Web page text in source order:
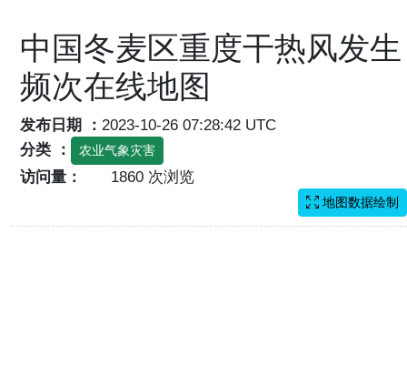
中国冬麦区重度干热风发生
频次在线地图
发布日期 ： 2023-10-26 07:28:42 UTC
分类 ：
农业气象灾害
访问量： 1860 次浏览
地图数据绘制